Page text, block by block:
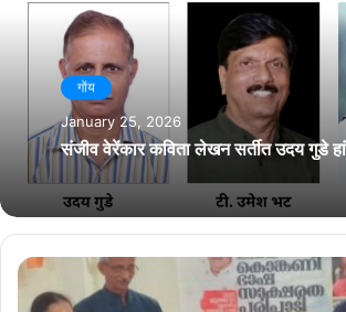
Related Articles
राश्ट्रीय नाट्य महोत्सवात सादर
July 13, 2026
‘काळीज उसवलां’च्या मलयाळम
परिसंवाद
July 8, 2026
गोंय
January 25, 2026
संजीव वेरेंकार कविता लेखन सर्तीत उदय गुडे